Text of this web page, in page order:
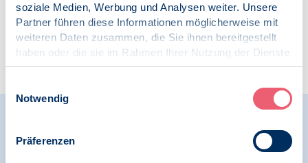
soziale Medien, Werbung und Analysen weiter. Unsere
Partner führen diese Informationen möglicherweise mit
weiteren Daten zusammen, die Sie ihnen bereitgestellt
haben oder die sie im Rahmen Ihrer Nutzung der Dienste
gesammelt haben.
Notwendig
Präferenzen
Zur Übersicht